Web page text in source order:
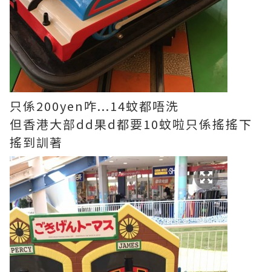
只係200yen咋...14蚊都唔洗
但香港大部dd果d都要10蚊啦只係搖搖下
搖到訓著